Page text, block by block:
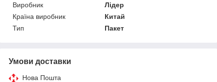
Виробник
Лідер
Країна виробник
Китай
Тип
Пакет
Умови доставки
Нова Пошта